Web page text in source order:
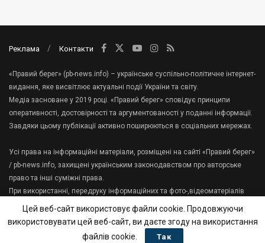
Реклама Контакти
«Правий берег» (pb-news.info) – українське суспільно-політичне інтернет-
видання, яке висвітлює актуальні події України та світу.
Медіа засноване у 2019 році. «Правий берег» сповідує принципи
оперативності, достовірності та аргументованості у поданні інформації.
Завдяки цьому публікації активно поширюються в соціальних мережах.
Усі права на інформаційні матеріали, розміщені на сайті «Правий берег»
/ pb-news.info, захищені українським законодавством про авторське
право та інші суміжні права.
При використанні, передруку інформаційних та фото-,відеоматеріалів
сайту, гіперпосилання на «Правий берег» має міститися в першому
tenews.te.ua@gmail.com
Цей веб-сайт використовує файли cookie. Продовжуючи
використовувати цей веб-сайт, ви даєте згоду на використання
файлів cookie.
Так